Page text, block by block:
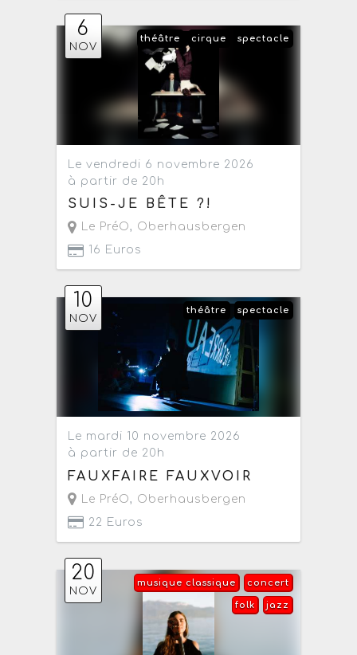
6
NOV
spectacle
cirque
théâtre
Le vendredi 6 novembre 2026
à partir de 20h
SUIS-JE BÊTE ?!
Le PréO, Oberhausbergen
16 Euros
10
NOV
spectacle
théâtre
Le mardi 10 novembre 2026
à partir de 20h
FAUXFAIRE FAUXVOIR
Le PréO, Oberhausbergen
22 Euros
20
NOV
concert
musique classique
jazz
folk